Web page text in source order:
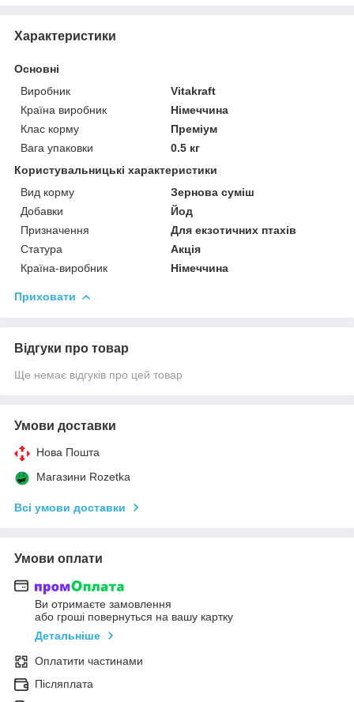
Характеристики
Основні
Виробник
Vitakraft
Країна виробник
Німеччина
Клас корму
Преміум
Вага упаковки
0.5 кг
Користувальницькі характеристики
Вид корму
Зернова суміш
Добавки
Йод
Призначення
Для екзотичних птахів
Статура
Акція
Країна-виробник
Німеччина
Приховати
Відгуки про товар
Ще немає відгуків про цей товар
Умови доставки
Нова Пошта
Магазини Rozetka
Всі умови доставки
Умови оплати
Ви отримаєте замовлення
або гроші повернуться на вашу картку
Детальніше
Оплатити частинами
Післяплата